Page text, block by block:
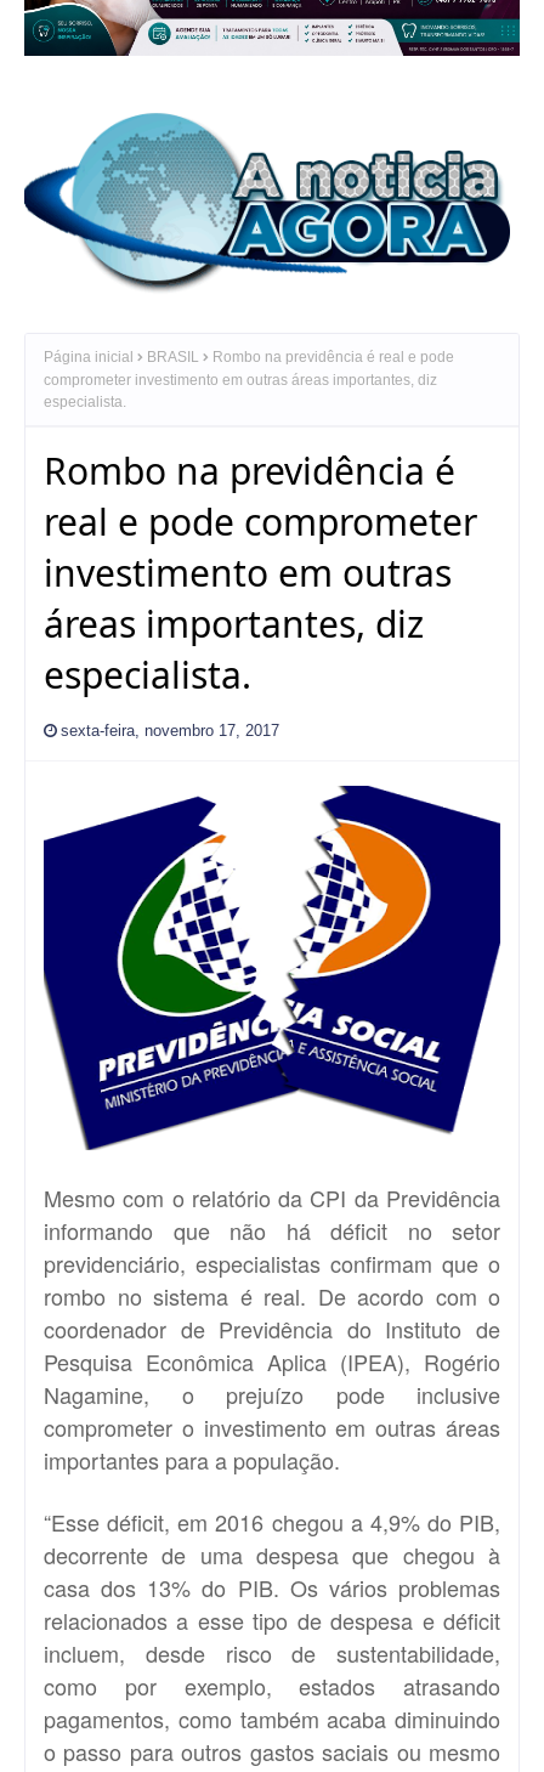
Página inicial BRASIL
Rombo na previdência é real e pode
comprometer investimento em outras áreas importantes, diz
especialista.
Rombo na previdência é
real e pode comprometer
investimento em outras
áreas importantes, diz
especialista.
sexta-feira, novembro 17, 2017
Mesmo com o relatório da CPI da Previdência
informando que não há déficit no setor
previdenciário, especialistas confirmam que o
rombo no sistema é real. De acordo com o
coordenador de Previdência do Instituto de
Pesquisa Econômica Aplica (IPEA), Rogério
Nagamine, o prejuízo pode inclusive
comprometer o investimento em outras áreas
importantes para a população.
“Esse déficit, em 2016 chegou a 4,9% do PIB,
decorrente de uma despesa que chegou à
casa dos 13% do PIB. Os vários problemas
relacionados a esse tipo de despesa e déficit
incluem, desde risco de sustentabilidade,
como por exemplo, estados atrasando
pagamentos, como também acaba diminuindo
o passo para outros gastos saciais ou mesmo